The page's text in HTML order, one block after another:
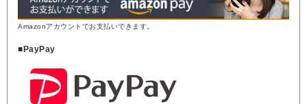
Amazonアカウントでお支払いできます。
■PayPay